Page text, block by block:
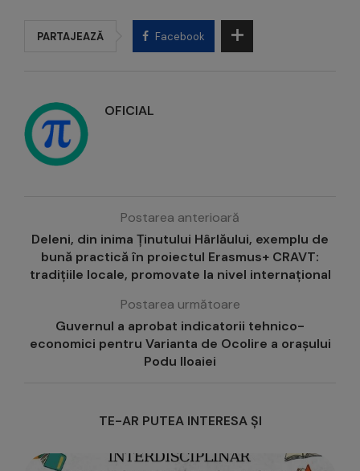
PARTAJEAZĂ Facebook
OFICIAL
Postarea anterioară
Deleni, din inima Ținutului Hârlăului, exemplu de
bună practică în proiectul Erasmus+ CRAVT:
tradițiile locale, promovate la nivel internațional
Postarea următoare
Guvernul a aprobat indicatorii tehnico-
economici pentru Varianta de Ocolire a orașului
Podu Iloaiei
TE-AR PUTEA INTERESA ȘI